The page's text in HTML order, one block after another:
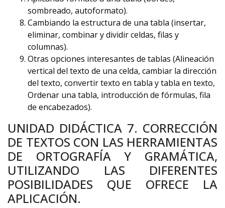
sombreado, autoformato).
Cambiando la estructura de una tabla (insertar,
eliminar, combinar y dividir celdas, filas y
columnas).
Otras opciones interesantes de tablas (Alineación
vertical del texto de una celda, cambiar la dirección
del texto, convertir texto en tabla y tabla en texto,
Ordenar una tabla, introducción de fórmulas, fila
de encabezados).
UNIDAD DIDÁCTICA 7. CORRECCIÓN
DE TEXTOS CON LAS HERRAMIENTAS
DE ORTOGRAFÍA Y GRAMÁTICA,
UTILIZANDO LAS DIFERENTES
POSIBILIDADES QUE OFRECE LA
APLICACIÓN.